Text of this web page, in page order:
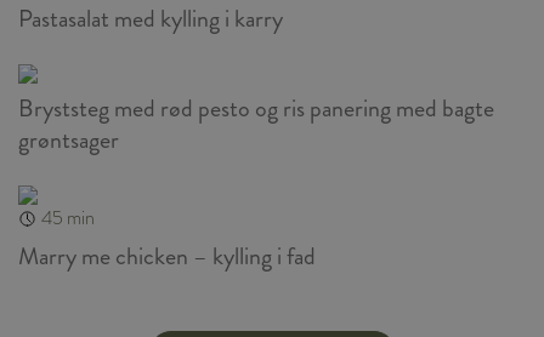
Pastasalat med kylling i karry
Bryststeg med rød pesto og ris panering med bagte
grøntsager
45 min
Marry me chicken – kylling i fad